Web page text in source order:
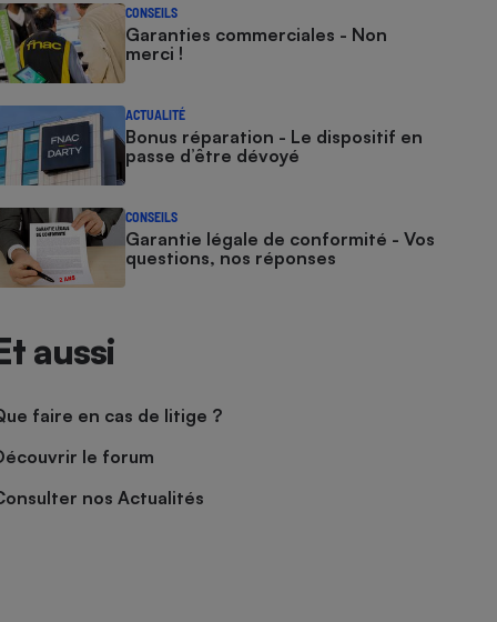
CONSEILS
Garanties commerciales - Non
merci !
ACTUALITÉ
Bonus réparation - Le dispositif en
passe d’être dévoyé
CONSEILS
Garantie légale de conformité - Vos
questions, nos réponses
aussi
faire en cas de litige ?
le forum
nos Actualités